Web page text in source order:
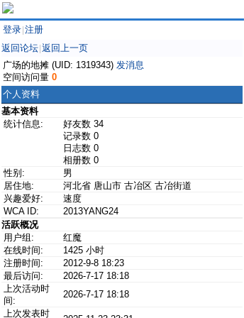
登录 注册
返回论坛 返回上一页
广场的地摊 (UID: 1319343) 发消息
空间访问量 0
个人资料
基本资料
统计信息:
好友数 34
记录数 0
日志数 0
相册数 0
性别:
男
居住地:
河北省 唐山市 古冶区 古冶街道
兴趣爱好:
速度
WCA ID:
2013YANG24
活跃概况
用户组:
红魔
在线时间:
1425 小时
注册时间:
2012-9-8 18:23
最后访问:
2026-7-17 18:18
上次活动时
间:
2026-7-17 18:18
上次发表时